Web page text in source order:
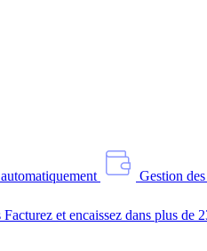
Gestion
Facturez et encaissez dans plus de